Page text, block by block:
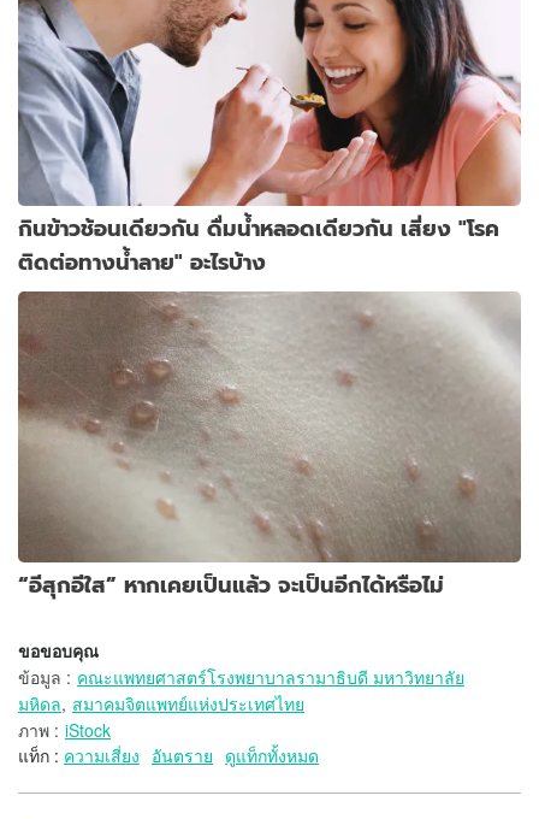
กินข้าวช้อนเดียวกัน ดื่มน้ำหลอดเดียวกัน เสี่ยง "โรค
ติดต่อทางน้ำลาย" อะไรบ้าง
“อีสุกอีใส” หากเคยเป็นแล้ว จะเป็นอีกได้หรือไม่
ขอขอบคุณ
ข้อมูล : คณะแพทยศาสตร์โรงพยาบาลรามาธิบดี มหาวิทยาลัย
มหิดล, สมาคมจิตแพทย์แห่งประเทศไทย
ภาพ : iStock
แท็ก : ความเสี่ยง อันตราย ดูแท็กทั้งหมด